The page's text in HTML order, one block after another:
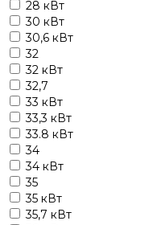
28 кВт
30 кВт
30,6 кВт
32
32 кВт
32,7
33 кВт
33,3 кВт
33.8 кВт
34
34 кВт
35
35 кВт
35,7 кВт